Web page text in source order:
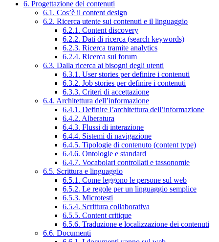
6. Progettazione dei contenuti
6.1. Cos’è il content design
6.2. Ricerca utente sui contenuti e il linguaggio
6.2.1. Content discovery
6.2.2. Dati di ricerca (search keywords)
6.2.3. Ricerca tramite analytics
6.2.4. Ricerca sui forum
6.3. Dalla ricerca ai bisogni degli utenti
6.3.1. User stories per definire i contenuti
6.3.2. Job stories per definire i contenuti
6.3.3. Criteri di accettazione
6.4. Architettura dell’informazione
6.4.1. Definire l’architettura dell’informazione
6.4.2. Alberatura
6.4.3. Flussi di interazione
6.4.4. Sistemi di navigazione
6.4.5. Tipologie di contenuto (content type)
6.4.6. Ontologie e standard
6.4.7. Vocabolari controllati e tassonomie
6.5. Scrittura e linguaggio
6.5.1. Come leggono le persone sul web
6.5.2. Le regole per un linguaggio semplice
6.5.3. Microtesti
6.5.4. Scrittura collaborativa
6.5.5. Content critique
6.5.6. Traduzione e localizzazione dei contenuti
6.6. Documenti